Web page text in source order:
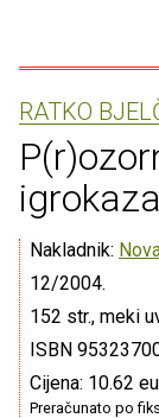
RATKO
Nakladnik:
12/2004.
152 str., meki
ISBN
Cijena: 10.62
Preračunato po